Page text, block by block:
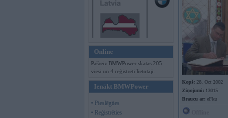
Online
Pašreiz BMWPower skatās 205
viesi un 4 reģistrēti lietotāji.
Ienākt BMWPower
• Pieslēgties
• Reģistrēties
Kopš: 28. Oct 2002
Ziņojumi: 13015
Braucu ar: eFku